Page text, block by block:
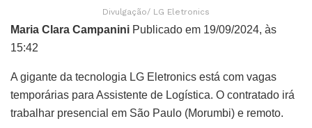
Divulgação/ LG Eletronics
Maria Clara Campanini Publicado em 19/09/2024, às
15:42
A gigante da tecnologia LG Eletronics está com vagas
temporárias para Assistente de Logística. O contratado irá
trabalhar presencial em São Paulo (Morumbi) e remoto.